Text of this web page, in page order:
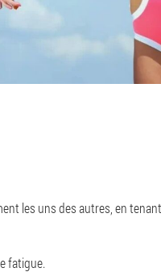
les uns des autres, en
fatigue.